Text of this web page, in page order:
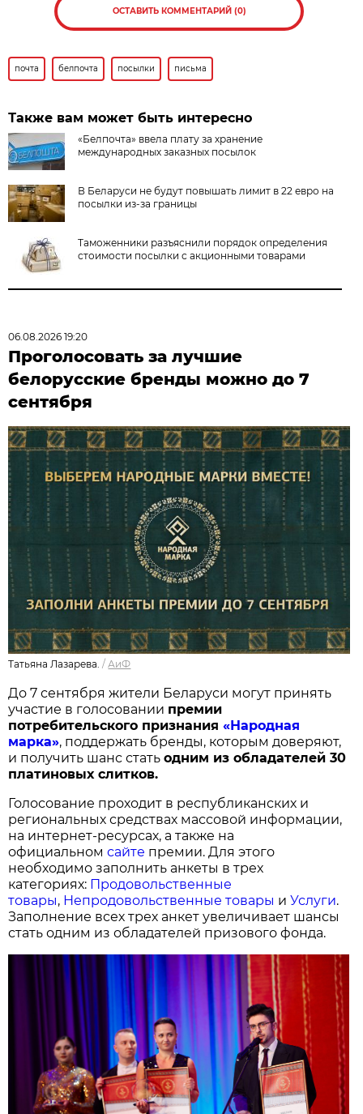
ОСТАВИТЬ КОММЕНТАРИЙ (0)
почта белпочта посылки письма
Также вам может быть интересно
«Белпочта» ввела плату за хранение
международных заказных посылок
В Беларуси не будут повышать лимит в 22 евро на
посылки из-за границы
Таможенники разъяснили порядок определения
стоимости посылки с акционными товарами
06.08.2026 19:20
Проголосовать за лучшие
белорусские бренды можно до 7
сентября
Татьяна Лазарева. /АиФ
До 7 сентября жители Беларуси могут принять
участие в голосовании премии
потребительского признания«Народная
марка», поддержать бренды, которым доверяют,
и получить шанс статьодним из обладателей 30
платиновых слитков.
Голосование проходит в республиканских и
региональных средствах массовой информации,
на интернет-ресурсах, а также на
официальномсайте премии. Для этого
необходимо заполнить анкеты в трех
категориях: Продовольственные
товары, Непродовольственные товары иУслуги.
Заполнение всех трех анкет увеличивает шансы
стать одним из обладателей призового фонда.